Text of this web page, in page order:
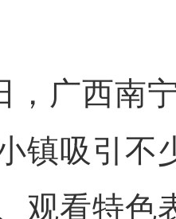
广西南宁
镇吸引不
观看特色